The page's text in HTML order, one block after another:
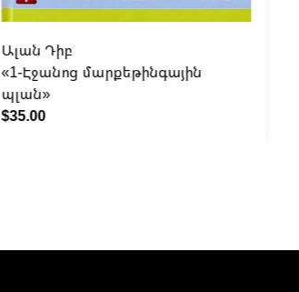
Ալան Դիբ
«1-Էջանոց մարքեթինգային
պլան»
$35.00